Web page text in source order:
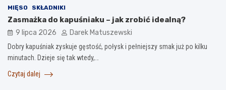
MIĘSO SKŁADNIKI
Zasmażka do kapuśniaku – jak zrobić idealną?
9 lipca 2026 Darek Matuszewski
Dobry kapuśniak zyskuje gęstość, połysk i pełniejszy smak już po kilku
minutach. Dzieje się tak wtedy,…
Czytaj dalej